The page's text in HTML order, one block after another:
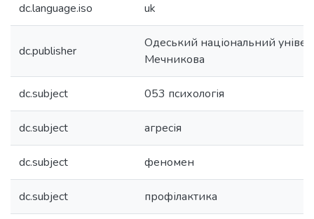
dc.language.iso uk
dc.publisher
Одеський національний
Мечникова
dc.subject 053 психологія
dc.subject агресія
dc.subject феномен
dc.subject профілактика